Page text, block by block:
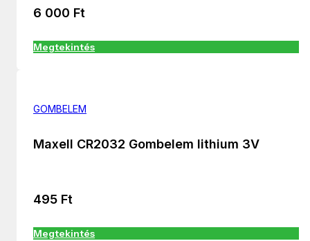
6 000 Ft
Megtekintés
GOMBELEM
Maxell CR2032 Gombelem lithium 3V
495 Ft
Megtekintés